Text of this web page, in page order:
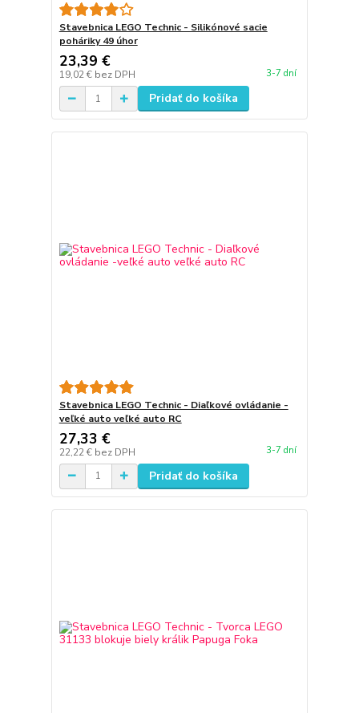
Stavebnica LEGO Technic - Silikónové sacie
poháriky 49 úhor
23,39 €
19,02 € bez DPH 3-7 dní
Pridať do košíka
Stavebnica LEGO Technic - Diaľkové ovládanie -
veľké auto veľké auto RC
27,33 €
22,22 € bez DPH 3-7 dní
Pridať do košíka